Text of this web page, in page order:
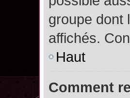
groupe dont
affichés.
Haut
Comment